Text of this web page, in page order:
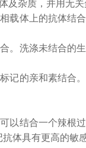
杂质，并用无关
载体上的抗体结
。洗涤未结合的
记的亲和素结合
以结合一个辣根
体具有更高的敏